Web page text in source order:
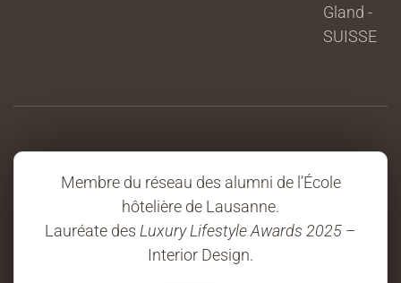
Gland -
SUISSE
Membre du réseau des alumni de l’École
hôtelière de Lausanne.
Lauréate des Luxury Lifestyle Awards 2025 –
Interior Design.